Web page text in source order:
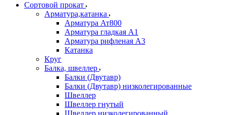
Сортовой прокат
Арматура,катанка
Арматура Ат800
Арматура гладкая А1
Арматура рифленая А3
Катанка
Круг
Балка, швеллер
Балки (Двутавр)
Балки (Двутавр) низколегированные
Швеллер
Швеллер гнутый
Швеллер низколегированный